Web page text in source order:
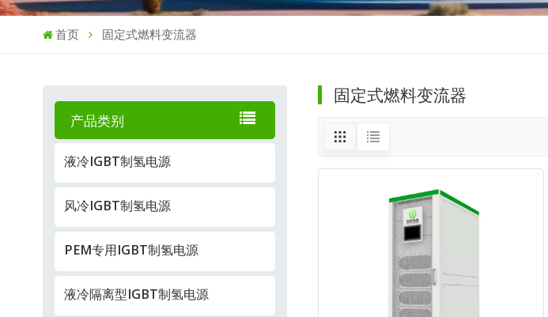
首页 固定式燃料变流器
产品类别
液冷IGBT制氢电源
风冷IGBT制氢电源
PEM专用IGBT制氢电源
液冷隔离型IGBT制氢电源
固定式燃料变流器